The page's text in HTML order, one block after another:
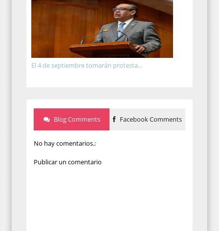
El 4 de septiembre tomarán protesta...
Blog Comments Facebook Comments
No hay comentarios.:
Publicar un comentario